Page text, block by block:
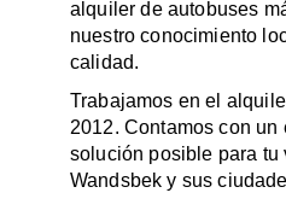
alquiler de autobuses
nuestro conocimiento
calidad.
Trabajamos en el
2012. Contamos con
solución posible para tu
Wandsbek y sus